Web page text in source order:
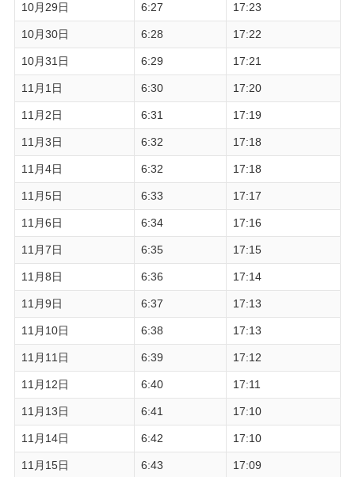
10月29日 6:27 17:23
10月30日 6:28 17:22
10月31日 6:29 17:21
11月1日 6:30 17:20
11月2日 6:31 17:19
11月3日 6:32 17:18
11月4日 6:32 17:18
11月5日 6:33 17:17
11月6日 6:34 17:16
11月7日 6:35 17:15
11月8日 6:36 17:14
11月9日 6:37 17:13
11月10日 6:38 17:13
11月11日 6:39 17:12
11月12日 6:40 17:11
11月13日 6:41 17:10
11月14日 6:42 17:10
11月15日 6:43 17:09